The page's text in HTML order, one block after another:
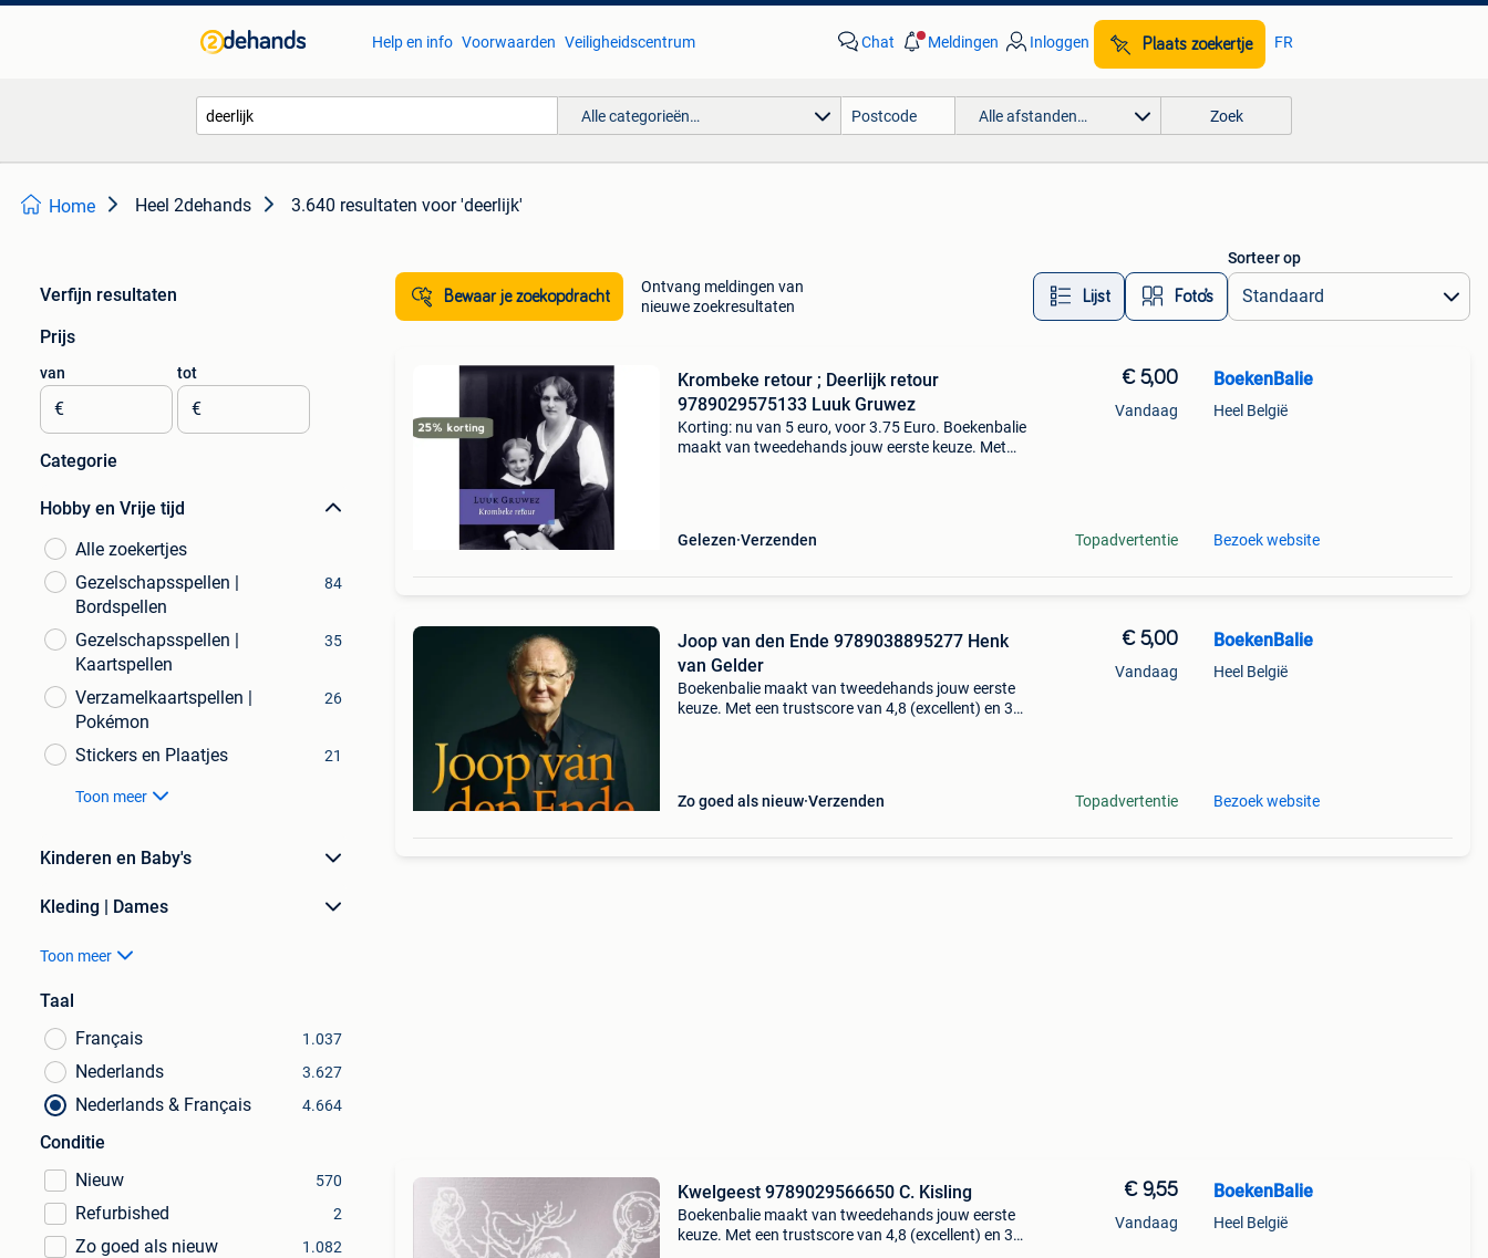
Help en info Voorwaarden Veiligheidscentrum Chat Meldingen Inloggen Plaats zoekertje FR
Alle categorieën… Alle afstanden… Zoek
Home Heel 2dehands 3.640 resultaten voor 'deerlijk'
Verfijn resultaten
Prijs
van
€
tot
€
Categorie
Hobby en Vrije tijd
Alle zoekertjes
Gezelschapsspellen |
Bordspellen
84
Gezelschapsspellen |
Kaartspellen
35
Verzamelkaartspellen |
Pokémon
26
Stickers en Plaatjes 21
Toon meer
Kinderen en Baby's
Kleding | Dames
Toon meer
Taal
Français
1.037
Nederlands 3.627
Nederlands & Français 4.664
Conditie
Nieuw
570
Refurbished 2
Zo goed als nieuw 1.082
Bewaar je zoekopdracht
Ontvang meldingen van
nieuwe zoekresultaten
Lijst Foto’s
Sorteer op
Krombeke retour ; Deerlijk retour
9789029575133 Luuk Gruwez
Korting: nu van 5 euro, voor 3.75 Euro. Boekenbalie
maakt van tweedehands jouw eerste keuze. Met
Gelezen Verzenden
€ 5,00
Vandaag
Topadvertentie
BoekenBalie
Heel België
Bezoek website
Joop van den Ende 9789038895277 Henk
van Gelder
Boekenbalie maakt van tweedehands jouw eerste
keuze. Met een trustscore van 4,8 (excellent) en 30
Zo goed als nieuw Verzenden
€ 5,00
Vandaag
Topadvertentie
BoekenBalie
Heel België
Bezoek website
Kwelgeest 9789029566650 C. Kisling
Boekenbalie maakt van tweedehands jouw eerste
keuze. Met een trustscore van 4,8 (excellent) en 30
€ 9,55
Vandaag
BoekenBalie
Heel België